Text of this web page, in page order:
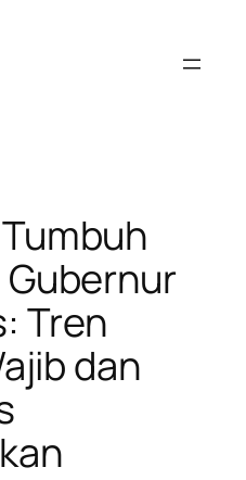
Tren
dan